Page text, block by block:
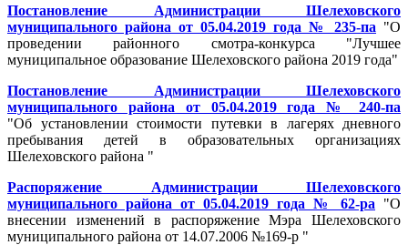
Постановление Администрации Шелеховского
муниципального района от 05.04.2019 года № 235-па "О
проведении районного смотра-конкурса "Лучшее
муниципальное образование Шелеховского района 2019 года"
Постановление Администрации Шелеховского
муниципального района от 05.04.2019 года № 240-па
"Об установлении стоимости путевки в лагерях дневного
пребывания детей в образовательных организациях
Шелеховского района "
Распоряжение Администрации Шелеховского
муниципального района от 05.04.2019 года № 62-ра "О
внесении изменений в распоряжение Мэра Шелеховского
муниципального района от 14.07.2006 №169-р "